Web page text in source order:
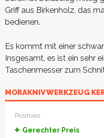
Griff aus Birkenholz, das
bedienen.
Es kommt mit einer
Insgesamt, es ist ein sehr
Taschenmesser zum
MORAKNIV WERKZEUG
Positives
Gerechter Preis